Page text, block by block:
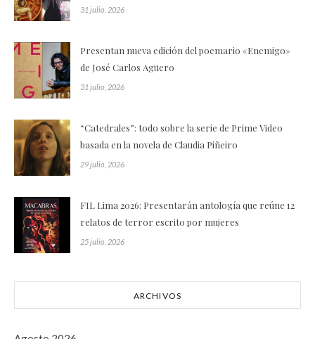
31 julio, 2026
Presentan nueva edición del poemario «Enemigo»
de José Carlos Agüero
31 julio, 2026
“Catedrales”: todo sobre la serie de Prime Video
basada en la novela de Claudia Piñeiro
29 julio, 2026
FIL Lima 2026: Presentarán antología que reúne 12
relatos de terror escrito por mujeres
25 julio, 2026
ARCHIVOS